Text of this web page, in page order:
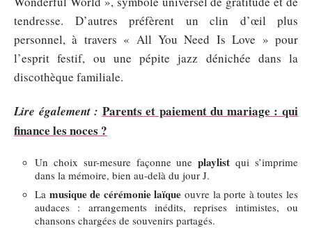
tendresse. D’autres préfèrent un clin d’œil plus
personnel, à travers « All You Need Is Love » pour
l’esprit festif, ou une pépite jazz dénichée dans la
discothèque familiale.
Lire également : Parents et paiement du mariage : qui
finance les noces ?
Un choix sur-mesure façonne uneplaylist qui s’imprime
dans la mémoire, bien au-delà du jour J.
La musique de cérémonie laïque ouvre la porte à toutes les
audaces : arrangements inédits, reprises intimistes, ou
chansons chargées de souvenirs partagés.